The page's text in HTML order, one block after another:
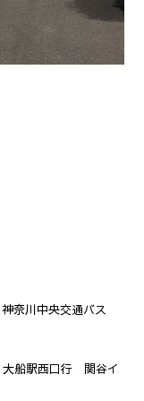
奈川中央交通バス
船駅西口行 関谷イ